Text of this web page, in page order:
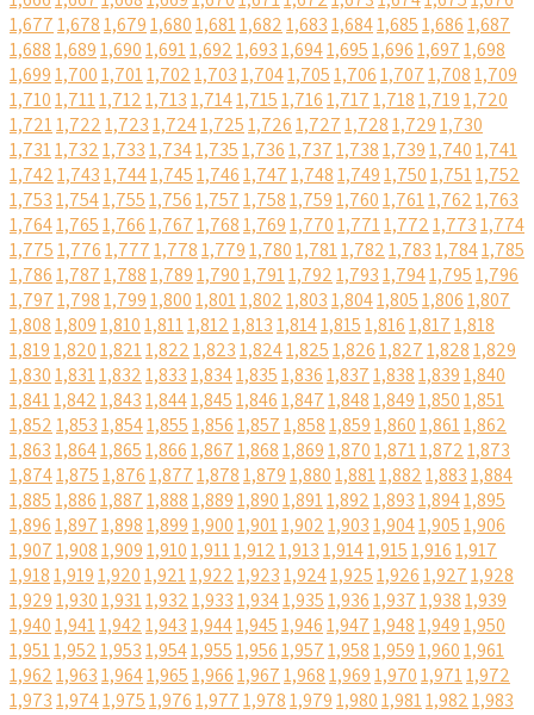
1,6771,6781,6791,6801,6811,6821,6831,6841,6851,6861,687
1,6881,6891,6901,6911,6921,6931,6941,6951,6961,6971,698
1,6991,7001,7011,7021,7031,7041,7051,7061,7071,7081,709
1,7101,7111,7121,7131,7141,7151,7161,7171,7181,7191,720
1,7211,7221,7231,7241,7251,7261,7271,7281,7291,730
1,7311,7321,7331,7341,7351,7361,7371,7381,7391,7401,741
1,7421,7431,7441,7451,7461,7471,7481,7491,7501,7511,752
1,7531,7541,7551,7561,7571,7581,7591,7601,7611,7621,763
1,7641,7651,7661,7671,7681,7691,7701,7711,7721,7731,774
1,7751,7761,7771,7781,7791,7801,7811,7821,7831,7841,785
1,7861,7871,7881,7891,7901,7911,7921,7931,7941,7951,796
1,7971,7981,7991,8001,8011,8021,8031,8041,8051,8061,807
1,8081,8091,8101,8111,8121,8131,8141,8151,8161,8171,818
1,8191,8201,8211,8221,8231,8241,8251,8261,8271,8281,829
1,8301,8311,8321,8331,8341,8351,8361,8371,8381,8391,840
1,8411,8421,8431,8441,8451,8461,8471,8481,8491,8501,851
1,8521,8531,8541,8551,8561,8571,8581,8591,8601,8611,862
1,8631,8641,8651,8661,8671,8681,8691,8701,8711,8721,873
1,8741,8751,8761,8771,8781,8791,8801,8811,8821,8831,884
1,8851,8861,8871,8881,8891,8901,8911,8921,8931,8941,895
1,8961,8971,8981,8991,9001,9011,9021,9031,9041,9051,906
1,9071,9081,9091,9101,9111,9121,9131,9141,9151,9161,917
1,9181,9191,9201,9211,9221,9231,9241,9251,9261,9271,928
1,9291,9301,9311,9321,9331,9341,9351,9361,9371,9381,939
1,9401,9411,9421,9431,9441,9451,9461,9471,9481,9491,950
1,9511,9521,9531,9541,9551,9561,9571,9581,9591,9601,961
1,9621,9631,9641,9651,9661,9671,9681,9691,9701,9711,972
1,9731,9741,9751,9761,9771,9781,9791,9801,9811,9821,983